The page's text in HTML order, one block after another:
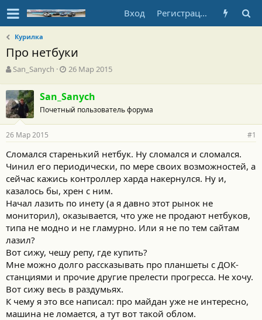
Вход Регистрация
Курилка
Про нетбуки
А
т
о
р
т
е
м
ы
San_Sanych
Д
а
н
а
л
а
26 Мар 2015
San_Sanych
Почетный пользователь форума
26 Мар 2015 #1
Сломался старенький нетбук. Ну сломался и сломался.
Чинил его периодически, по мере своих возможностей, а
сейчас кажись контроллер харда накернулся. Ну и,
казалось бы, хрен с ним.
Начал лазить по инету (а я давно этот рынок не
мониторил), оказывается, что уже не продают нетбуков,
типа не модно и не гламурно. Или я не по тем сайтам
лазил?
Вот сижу, чешу репу, где купить?
Мне можно долго рассказывать про планшеты с ДОК-
станциями и прочие другие прелести прогресса. Не хочу.
Вот сижу весь в раздумьях.
К чему я это все написал: про майдан уже не интересно,
машина не ломается, а тут вот такой облом.